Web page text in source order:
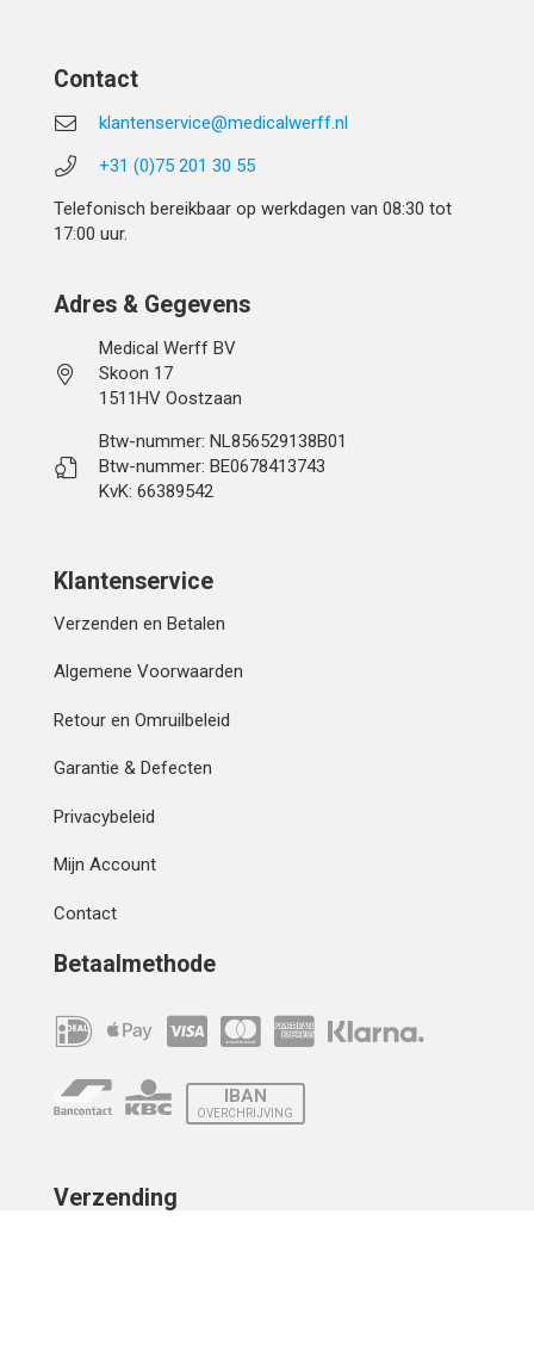
Contact
klantenservice@medicalwerff.nl
+31 (0)75 201 30 55
Telefonisch bereikbaar op werkdagen van 08:30 tot
17:00 uur.
Adres & Gegevens
Medical Werff BV
Skoon 17
1511HV Oostzaan
Btw-nummer: NL856529138B01
Btw-nummer: BE0678413743
KvK: 66389542
Klantenservice
Verzenden en Betalen
Algemene Voorwaarden
Retour en Omruilbeleid
Garantie & Defecten
Privacybeleid
Mijn Account
Contact
Betaalmethode
IBAN
OVERCHRIJVING
Verzending